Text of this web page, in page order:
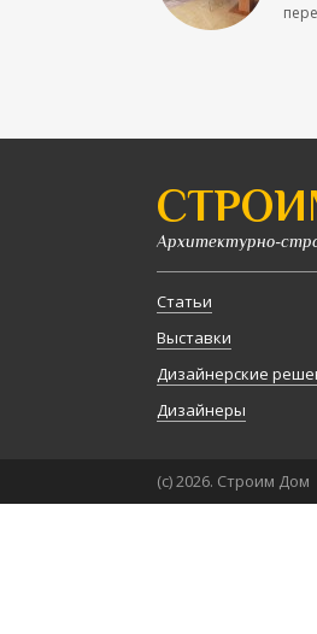
Архитектурно-
Статьи
Выставки
Дизайнерские
Дизайнеры
(с) 2026. Строим Дом